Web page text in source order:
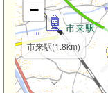
市来駅(1.8km)
−